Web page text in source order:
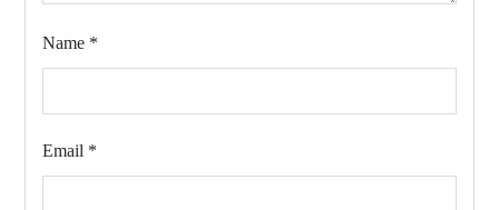
Name *
Email *